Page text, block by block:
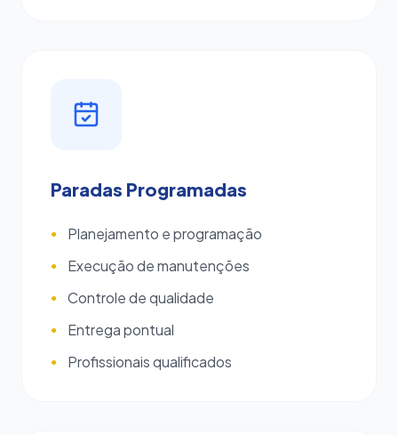
Paradas Programadas
● Planejamento e programação
● Execução de manutenções
● Controle de qualidade
● Entrega pontual
● Profissionais qualificados